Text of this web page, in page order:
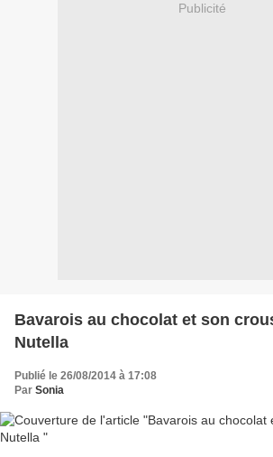
Publicité
Bavarois au chocolat et son
Nutella
Publié le 26/08/2014 à 17:08
Par Sonia